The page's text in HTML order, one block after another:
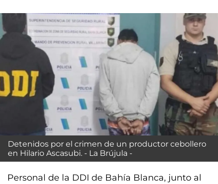
Detenidos por el crimen de un productor cebollero
en Hilario Ascasubi. - La Brújula -
Personal de la DDI de Bahía Blanca, junto al